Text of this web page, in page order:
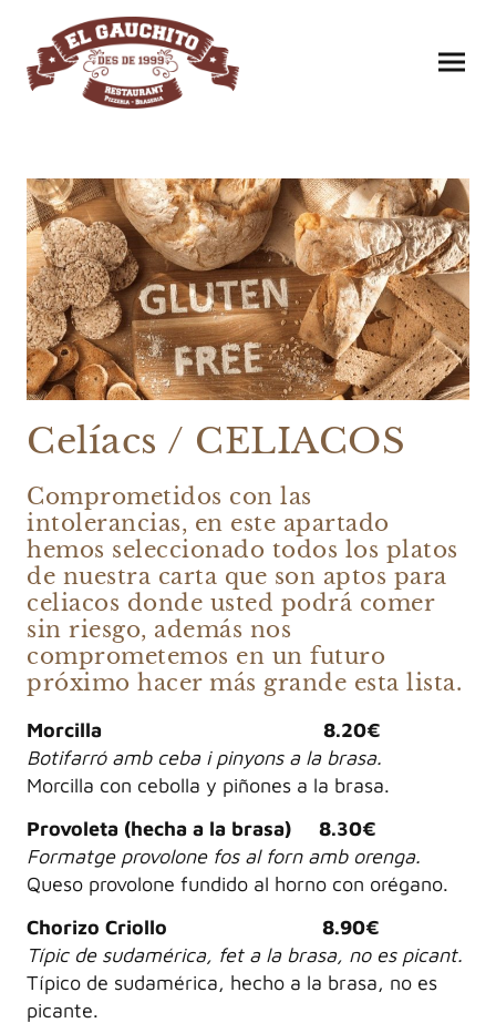
Celíacs / CELIACOS
Comprometidos con las
intolerancias, en este apartado
hemos seleccionado todos los platos
de nuestra carta que son aptos para
celiacos donde usted podrá comer
sin riesgo, además nos
comprometemos en un futuro
próximo hacer más grande esta lista.
Morcilla 8.20€
Botifarró amb ceba i pinyons a la brasa.
Morcilla con cebolla y piñones a la brasa.
Provoleta (hecha a la brasa) 8.30€
Formatge provolone fos al forn amb orenga.
Queso provolone fundido al horno con orégano.
Chorizo Criollo 8.90€
Típic de sudamérica, fet a la brasa, no es picant.
Típico de sudamérica, hecho a la brasa, no es
picante.